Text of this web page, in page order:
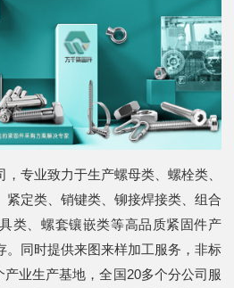
专业致力于生产螺母类、螺栓类、
紧定类、销键类、铆接焊接类、组合
类、螺套镶嵌类等高品质紧固件产
。同时提供来图来样加工服务，非标
业生产基地，全国20多个分公司服